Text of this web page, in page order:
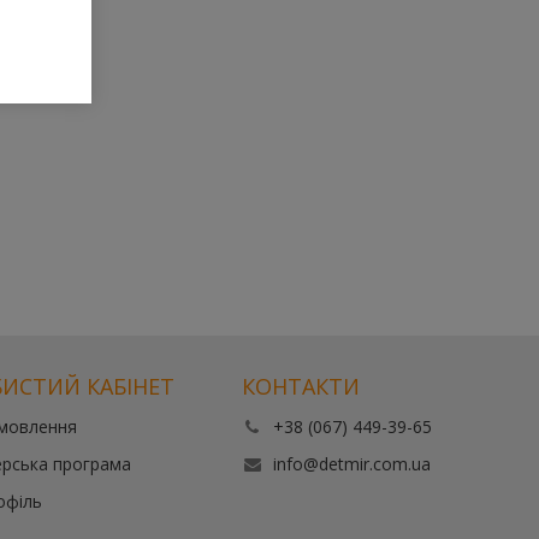
КАБІНЕТ
програма
КОНТАКТИ
+38 (067) 449-39-65
info@detmir.com.ua